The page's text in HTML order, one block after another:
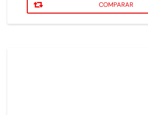
COMPARAR